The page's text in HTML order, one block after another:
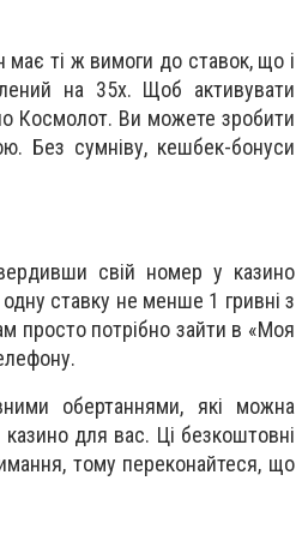
має ті ж вимоги до ставок, що і
на 35x. Щоб активувати
Космолот. Ви можете зробити
Без сумніву, кешбек-бонуси
свій номер у казино
ставку не менше 1 гривні з
просто потрібно зайти в «Моя
обертаннями, які можна
для вас. Ці безкоштовні
тому переконайтеся, що